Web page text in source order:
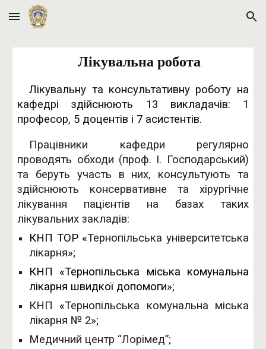
Skip to main content Skip to navigation
Лікувальна робота
Лікувальну та консультативну роботу на
кафедрі здійснюють 13 викладачів: 1
професор, 5 доцентів і 7 асистентів.
Працівники кафедри регулярно
проводять обходи (проф. І. Господарський)
та беруть участь в них, консультують та
здійснюють консервативне та хірургічне
лікування пацієнтів на базах таких
лікувальних закладів:
КНП ТОР «Тернопільська університетська
лікарня»;
КНП «Тернопільська міська комунальна
лікарня швидкої допомоги»;
КНП «Тернопільська комунальна міська
лікарня № 2»;
Медичний центр “Лорімед”;